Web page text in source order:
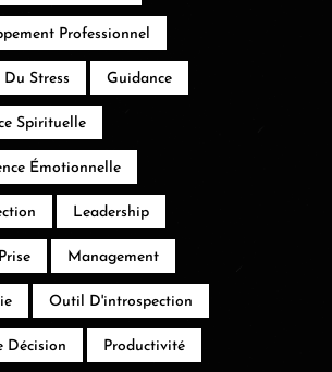
Professionnel
Stress Guidance
Spirituelle
Émotionnelle
Leadership
Management
Outil D'introspection
Décision Productivité